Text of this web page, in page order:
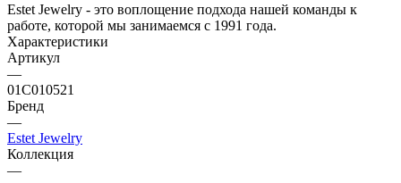
Estet Jewelry - это воплощение подхода нашей команды к
работе, которой мы занимаемся с 1991 года.
Характеристики
Артикул
—
01С010521
Бренд
—
Estet Jewelry
Коллекция
—